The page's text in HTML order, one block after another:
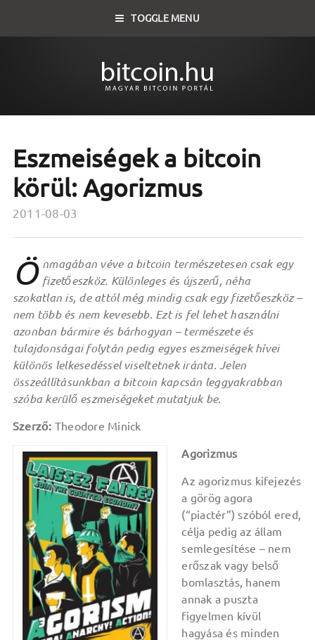
TOGGLE MENU
Eszmeiségek a bitcoin
körül: Agorizmus
2011-08-03
Ö nmagában véve a bitcoin természetesen csak egy
fizetőeszköz. Különleges és újszerű, néha
szokatlan is, de attól még mindig csak egy fizetőeszköz –
nem több és nem kevesebb. Ezt is fel lehet használni
azonban bármire és bárhogyan – természete és
tulajdonságai folytán pedig egyes eszmeiségek hívei
különös lelkesedéssel viseltetnek iránta. Jelen
összeállításunkban a bitcoin kapcsán leggyakrabban
szóba kerülő eszmeiségeket mutatjuk be.
Szerző: Theodore Minick
Agorizmus
Az agorizmus kifejezés
a görög agora
(“piactér”) szóból ered,
célja pedig az állam
semlegesítése – nem
erőszak vagy belső
bomlasztás, hanem
annak a puszta
figyelmen kívül
hagyása és minden